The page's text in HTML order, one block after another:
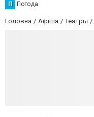
П Погода
Головна Афіша Театры